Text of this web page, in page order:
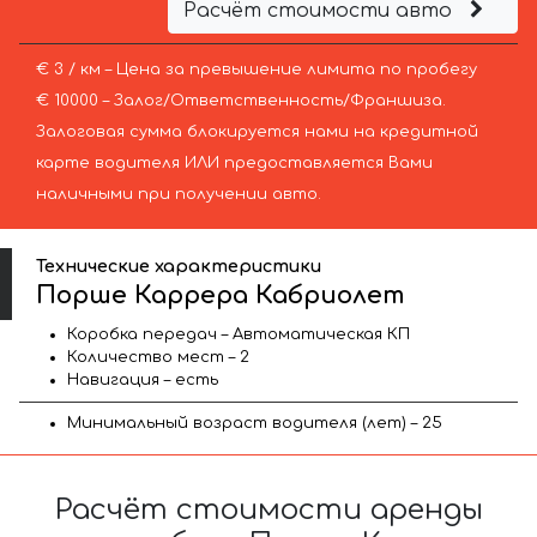
Расчёт стоимости авто
€ 3 / км – Цена за превышение лимита по пробегу
€ 10000 – Залог/Ответственность/Франшиза.
Залоговая сумма блокируется нами на кредитной
карте водителя ИЛИ предоставляется Вами
наличными при получении авто.
Технические характеристики
Порше Каррера Кабриолет
Коробка передач – Автоматическая КП
Количество мест – 2
Навигация – есть
Минимальный возраст водителя (лет) – 25
Расчёт стоимости аренды